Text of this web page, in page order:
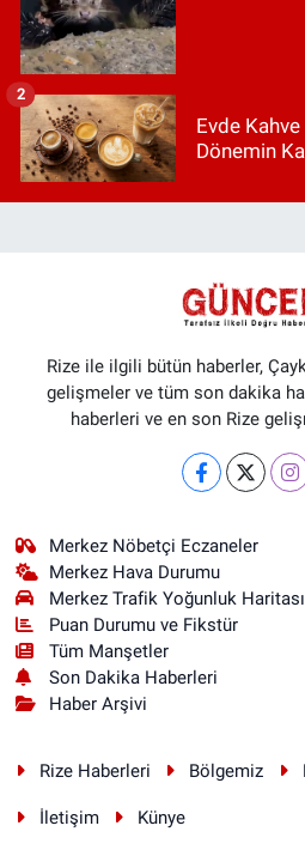
Evde
Dönemin
2
Rize ile ilgili bütün haberler,
gelişmeler ve tüm son dakika
haberleri ve en son Rize
Merkez Nöbetçi Eczaneler
Merkez Hava Durumu
Merkez Trafik Yoğunluk Haritası
Puan Durumu ve Fikstür
Tüm Manşetler
Son Dakika Haberleri
Haber Arşivi
Rize Haberleri Bölgemiz
İletişim Künye